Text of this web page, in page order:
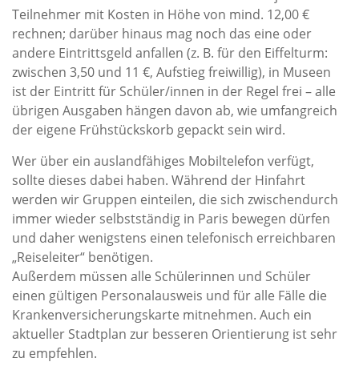
Teilnehmer mit Kosten in Höhe von mind. 12,00 €
rechnen; darüber hinaus mag noch das eine oder
andere Eintrittsgeld anfallen (z. B. für den Eiffelturm:
zwischen 3,50 und 11 €, Aufstieg freiwillig), in Museen
ist der Eintritt für Schüler/innen in der Regel frei – alle
übrigen Ausgaben hängen davon ab, wie umfangreich
der eigene Frühstückskorb gepackt sein wird.
Wer über ein auslandfähiges Mobiltelefon verfügt,
sollte dieses dabei haben. Während der Hinfahrt
werden wir Gruppen einteilen, die sich zwischendurch
immer wieder selbstständig in Paris bewegen dürfen
und daher wenigstens einen telefonisch erreichbaren
„Reiseleiter“ benötigen.
Außerdem müssen alle Schülerinnen und Schüler
einen gültigen Personalausweis und für alle Fälle die
Krankenversicherungskarte mitnehmen. Auch ein
aktueller Stadtplan zur besseren Orientierung ist sehr
zu empfehlen.